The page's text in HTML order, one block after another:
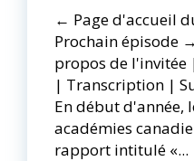
← Page d'accueil
Prochain épisode
propos de
| Transcription |
En début d'année,
académies
rapport intitulé «...